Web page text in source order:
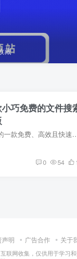
藏
巧免费的文件搜
简介 Everything 是由 Voidtools 提供的一款免费、高效且快速的文件搜索工具。它的安装文件很小
0 54
声明 广告合作 关于
联网收集，仅供用于学习